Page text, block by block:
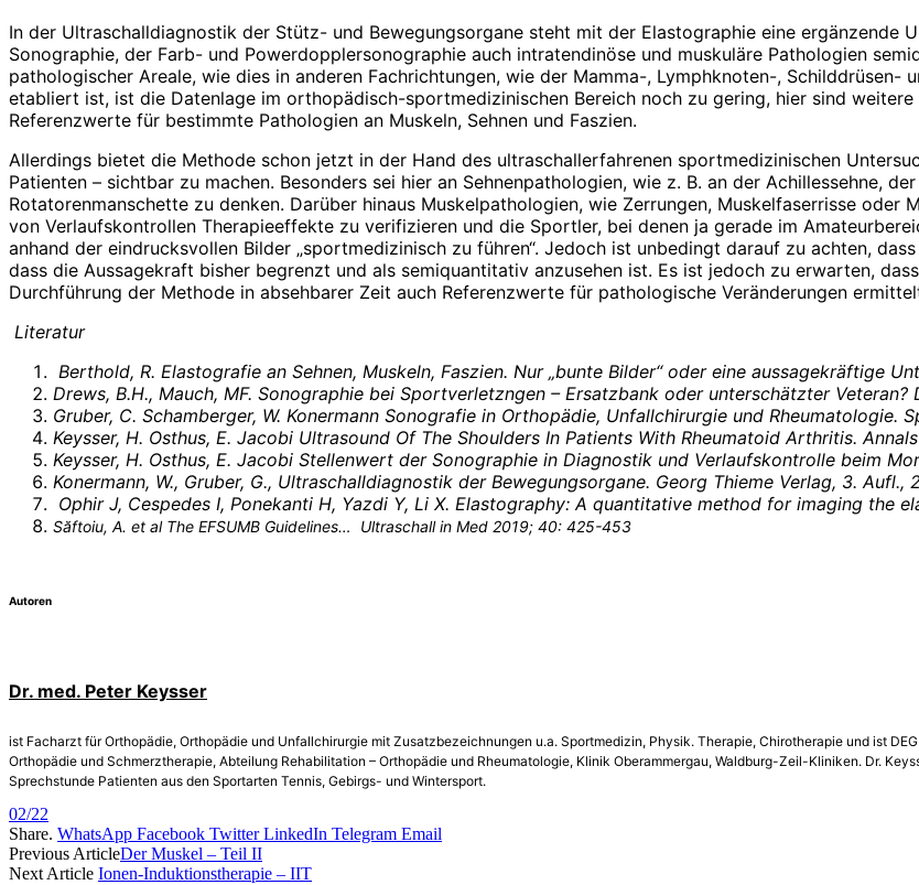
In der Ultraschalldiagnostik der Stütz- und Bewegungsorgane steht mit der Elastographie eine ergänzende
Sonographie, der Farb- und Powerdopplersonographie auch intratendinöse und mus­kuläre Pathologien
pathologischer Areale, wie dies in anderen Fachrichtungen, wie der Mamma-, Lymphknoten-,
etabliert ist, ist die Datenlage im orthopädisch-sportmedizinischen Bereich noch zu gering, hier sind
Referenzwerte für bestimmte Pathologien an Muskeln, Sehnen und Faszien.
Allerdings bietet die Methode schon jetzt in der Hand des ultraschallerfahrenen sportmedizinischen
Patienten – sichtbar zu machen. Besonders sei hier an Sehnenpathologien, wie z. B. an der Achillessehne,
Rotatorenmanschette zu denken. Da­rüber hinaus Muskelpathologien, wie Zerrungen, Muskelfaserrisse
von Verlaufskontrollen Therapieeffekte zu verifizieren und die Sportler, bei denen ja gerade im
anhand der eindrucksvollen Bilder „sportmedizinisch zu führen“. Jedoch ist unbedingt darauf zu achten,
dass die Aussagekraft bisher begrenzt und als semiquantitativ anzusehen ist. Es ist jedoch zu erwarten,
Durchführung der Methode in absehbarer Zeit auch Referenzwerte für pathologische Veränderungen
Literatur
Berthold, R. Elastografie an Sehnen, Muskeln, Faszien. Nur „bunte Bilder“ oder eine aussagekräftige
Drews, B.H., Mauch, MF. Sonographie bei Sportverletzngen – Ersatzbank oder unterschätzter
Gruber, C. Schamberger, W. Konermann Sonografie in Orthopädie, Unfallchirurgie und Rheumatologie.
Keysser, H. Osthus, E. Jacobi Ultrasound Of The Shoulders In Patients With Rheumatoid Arthritis.
Keysser, H. Osthus, E. Jacobi Stellenwert der Sonographie in Diagnostik und Verlaufskontrolle beim
Konermann, W., Gruber, G., Ultraschalldiagnostik der Bewegungsorgane. Georg Thieme Verlag, 3. Aufl.,
Ophir J, Cespedes I, Ponekanti H, Yazdi Y, Li X. Elastography: A quantitative method for imaging the
Săftoiu, A. et al The EFSUMB Guidelines… Ultraschall in Med 2019; 40: 425-453
Autoren
Dr. med. Peter Keysser
ist Facharzt für Orthopädie, Orthopädie und Unfallchirurgie mit Zusatzbezeichnungen u.a. Sportmedizin, Physik. Therapie, Chirotherapie und ist
Orthopädie und Schmerztherapie, Abteilung Rehabilitation – Orthopädie und Rheumatologie, Klinik Oberammergau, Waldburg-Zeil-Kliniken. Dr.
Sprechstunde Patienten aus den Sportarten Tennis, Gebirgs- und Wintersport.
02/22
Share. WhatsApp Facebook Twitter LinkedIn Telegram Email
Previous ArticleDer Muskel – Teil II
Next Article Ionen-Induktionstherapie – IIT